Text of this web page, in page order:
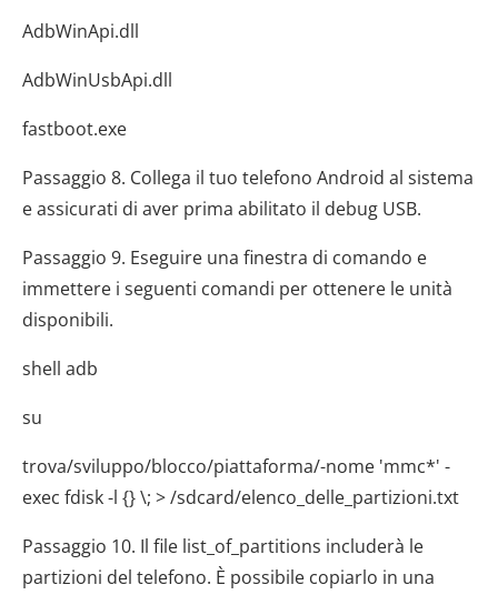
AdbWinApi.dll
AdbWinUsbApi.dll
fastboot.exe
Passaggio 8. Collega il tuo telefono Android al sistema
e assicurati di aver prima abilitato il debug USB.
Passaggio 9. Eseguire una finestra di comando e
immettere i seguenti comandi per ottenere le unità
disponibili.
shell adb
su
trova/sviluppo/blocco/piattaforma/-nome 'mmc*' -
exec fdisk -l {} \; > /sdcard/elenco_delle_partizioni.txt
Passaggio 10. Il file list_of_partitions includerà le
partizioni del telefono. È possibile copiarlo in una